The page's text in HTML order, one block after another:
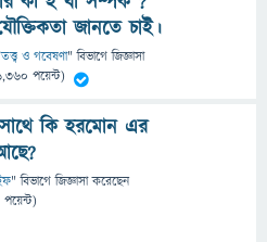
জানতে চাই।
তত্ত্ব ও গবেষণা" বিভাগে জিজ্ঞাসা
পয়েন্ট)
কি হরমোন এর
" বিভাগে জিজ্ঞাসাকরেছেন
পয়েন্ট)